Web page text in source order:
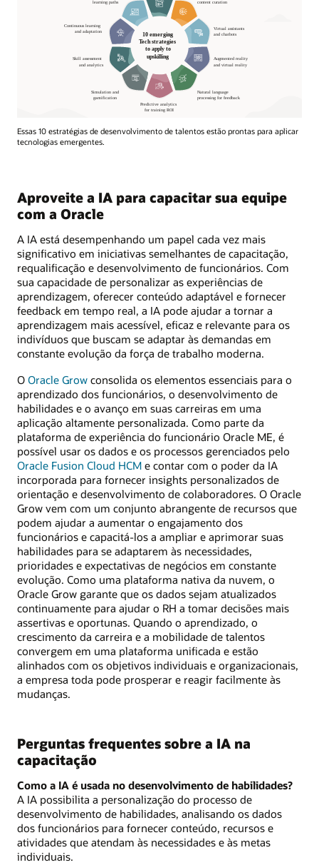
Essas 10 estratégias de desenvolvimento de talentos estão prontas para aplicar
tecnologias emergentes.
Aproveite a IA para capacitar sua equipe
com a Oracle
A IA está desempenhando um papel cada vez mais
significativo em iniciativas semelhantes de capacitação,
requalificação e desenvolvimento de funcionários. Com
sua capacidade de personalizar as experiências de
aprendizagem, oferecer conteúdo adaptável e fornecer
feedback em tempo real, a IA pode ajudar a tornar a
aprendizagem mais acessível, eficaz e relevante para os
indivíduos que buscam se adaptar às demandas em
constante evolução da força de trabalho moderna.
O Oracle Grow consolida os elementos essenciais para o
aprendizado dos funcionários, o desenvolvimento de
habilidades e o avanço em suas carreiras em uma
aplicação altamente personalizada. Como parte da
plataforma de experiência do funcionário Oracle ME, é
possível usar os dados e os processos gerenciados pelo
Oracle Fusion Cloud HCM e contar com o poder da IA
incorporada para fornecer insights personalizados de
orientação e desenvolvimento de colaboradores. O Oracle
Grow vem com um conjunto abrangente de recursos que
podem ajudar a aumentar o engajamento dos
funcionários e capacitá-los a ampliar e aprimorar suas
habilidades para se adaptarem às necessidades,
prioridades e expectativas de negócios em constante
evolução. Como uma plataforma nativa da nuvem, o
Oracle Grow garante que os dados sejam atualizados
continuamente para ajudar o RH a tomar decisões mais
assertivas e oportunas. Quando o aprendizado, o
crescimento da carreira e a mobilidade de talentos
convergem em uma plataforma unificada e estão
alinhados com os objetivos individuais e organizacionais,
a empresa toda pode prosperar e reagir facilmente às
mudanças.
Perguntas frequentes sobre a IA na
capacitação
Como a IA é usada no desenvolvimento de habilidades?
A IA possibilita a personalização do processo de
desenvolvimento de habilidades, analisando os dados
dos funcionários para fornecer conteúdo, recursos e
atividades que atendam às necessidades e às metas
individuais.